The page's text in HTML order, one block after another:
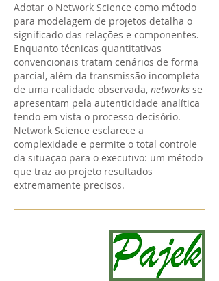
Adotar o Network Science como método
para modelagem de projetos detalha o
significado das relações e componentes.
Enquanto técnicas quantitativas
convencionais tratam cenários de forma
parcial, além da transmissão incompleta
de uma realidade observada, networks se
apresentam pela autenticidade analítica
tendo em vista o processo decisório.
Network Science esclarece a
complexidade e permite o total controle
da situação para o executivo: um método
que traz ao projeto resultados
extremamente precisos.